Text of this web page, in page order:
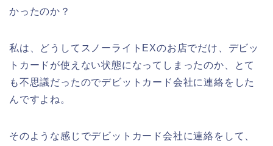
かったのか？
私は、どうしてスノーライトEXのお店でだけ、デビッ
トカードが使えない状態になってしまったのか、とて
も不思議だったのでデビットカード会社に連絡をした
んですよね。
そのような感じでデビットカード会社に連絡をして、